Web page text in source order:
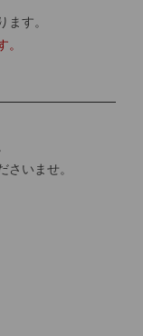
ます。
さいませ。